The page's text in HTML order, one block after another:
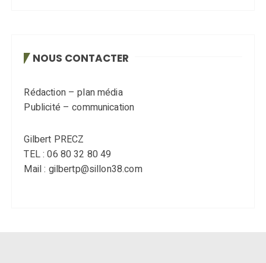
NOUS CONTACTER
Rédaction – plan média
Publicité – communication
Gilbert PRECZ
TEL : 06 80 32 80 49
Mail : gilbertp@sillon38.com